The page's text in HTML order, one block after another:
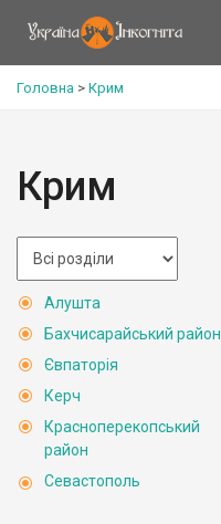
Головна > Крим
Крим
Алушта
Бахчисарайський район
Євпаторія
Керч
Красноперекопський
район
Севастополь